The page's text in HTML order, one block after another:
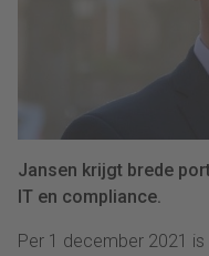
Jansen krijgt brede
IT en compliance.
Per 1 december 2021